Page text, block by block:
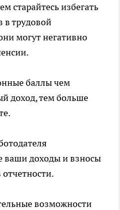
старайтесь избегать
в трудовой
могут негативно
баллы чем
доход, тем больше
ваши доходы и взносы
возможности